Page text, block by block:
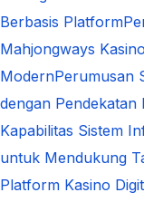
Berbasis Platform
Mahjongways
ModernPerumusan
dengan Pendekatan
Kapabilitas Sistem
untuk Mendukung
Platform Kasino